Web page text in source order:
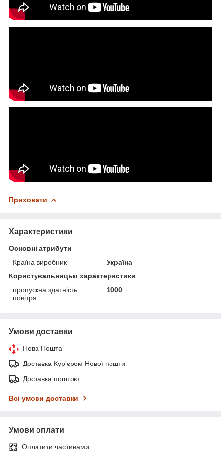
Приховати
Характеристики
Основні атрибути
Країна виробник
Україна
Користувальницькі характеристики
пропускна здатність
повітря
1000
Умови доставки
Нова Пошта
Доставка Курʼєром Нової пошти
Доставка поштою
Всі умови доставки
Умови оплати
Оплатити частинами